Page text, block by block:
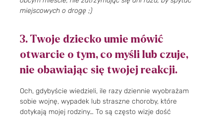
miejscowych o drogę ;)
3. Twoje dziecko umie mówić
otwarcie o tym, co myśli lub czuje,
nie obawiając się twojej reakcji.
Och, gdybyście wiedzieli, ile razy dziennie wyobrażam
sobie wojnę, wypadek lub straszne choroby, które
dotykają mojej rodziny… To są często wizje dość